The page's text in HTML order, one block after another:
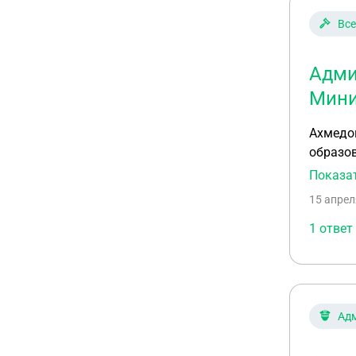
Все
15
1 ответ